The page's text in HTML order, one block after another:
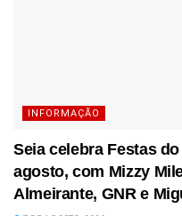
INFORMAÇÃO
Seia celebra Festas
agosto, com Mizzy
Almeirante, GNR e